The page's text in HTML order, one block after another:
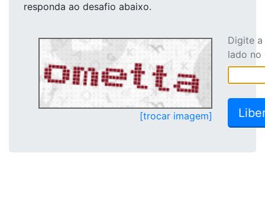
responda ao desafio abaixo.
[trocar imagem]
Digite
lado no